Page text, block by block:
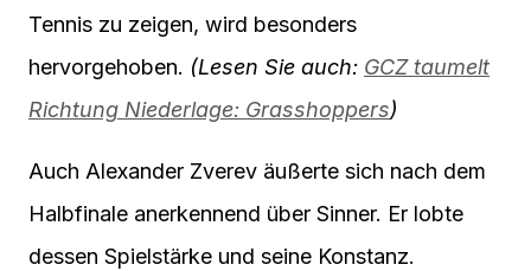
Tennis zu zeigen, wird besonders
hervorgehoben. (Lesen Sie auch: GCZ taumelt
Richtung Niederlage: Grasshoppers)
Auch Alexander Zverev äußerte sich nach dem
Halbfinale anerkennend über Sinner. Er lobte
dessen Spielstärke und seine Konstanz.